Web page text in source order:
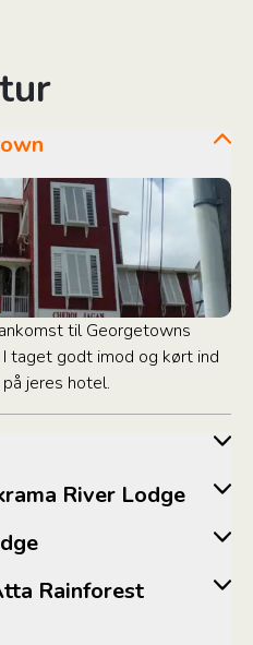
til Georgetowns
taget godt imod og kørt ind
jeres hotel.
River Lodge